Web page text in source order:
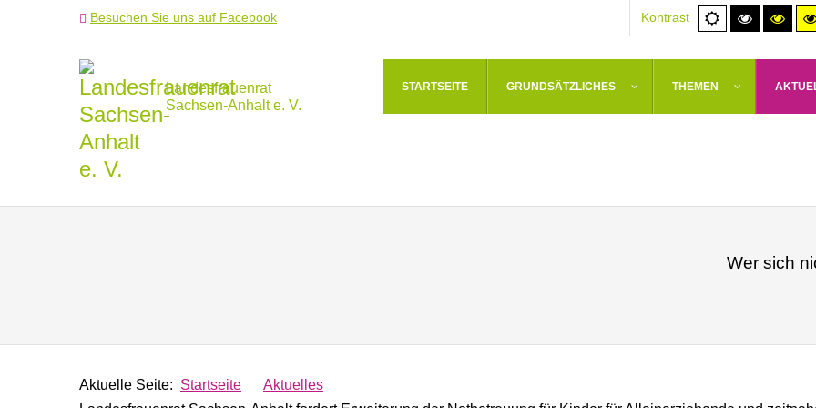
Besuchen Sie uns auf Facebook Kontrast
Normale
Ansicht
Hoher
Kontrast
Landesfrauenrat
Sachsen-Anhalt e. V.
STARTSEITE GRUNDSÄTZLICHES THEMEN
Wer sich
Aktuelle Seite: Startseite
Aktuelles